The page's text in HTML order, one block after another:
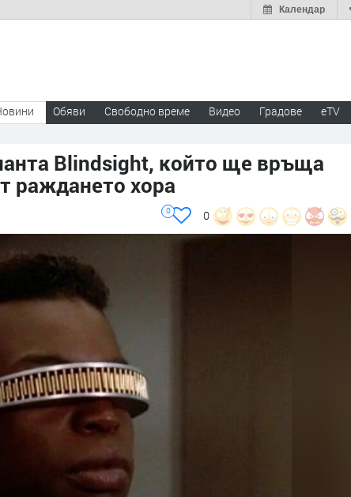
Календар
Обяви Свободно време Видео Градове eTV
Blindsight, който ще връща
раждането хора
0
0